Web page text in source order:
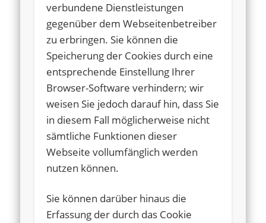
verbundene Dienstleistungen
gegenüber dem Webseitenbetreiber
zu erbringen. Sie können die
Speicherung der Cookies durch eine
entsprechende Einstellung Ihrer
Browser-Software verhindern; wir
weisen Sie jedoch darauf hin, dass Sie
in diesem Fall möglicherweise nicht
sämtliche Funktionen dieser
Webseite vollumfänglich werden
nutzen können.
Sie können darüber hinaus die
Erfassung der durch das Cookie